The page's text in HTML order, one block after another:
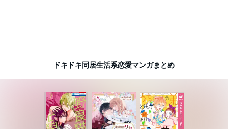
ドキドキ同居生活系恋愛マンガまとめ